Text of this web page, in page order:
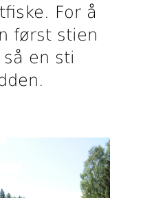
For å
først stien
en sti